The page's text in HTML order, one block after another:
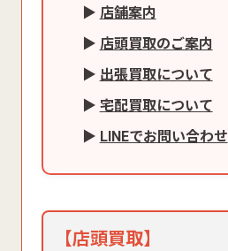
▶ 店舗案内
▶ 店頭買取のご案内
▶ 出張買取について
▶ 宅配買取について
▶ LINEでお問い合わせ
【店頭買取】